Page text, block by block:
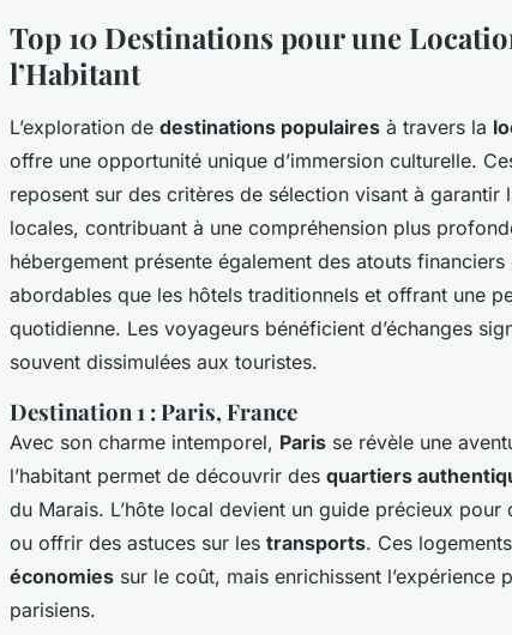
populaires pour
chez
Top 10 Destinations pour une
l’Habitant
L’exploration de destinations populaires à travers la
offre une opportunité unique d’immersion culturelle.
reposent sur des critères de sélection visant à garantir
locales, contribuant à une compréhension plus
hébergement présente également des atouts
abordables que les hôtels traditionnels et offrant une
quotidienne. Les voyageurs bénéficient d’échanges
souvent dissimulées aux touristes.
Destination 1 : Paris, France
Avec son charme intemporel, Paris se révèle une
l’habitant permet de découvrir des quartiers
du Marais. L’hôte local devient un guide précieux
ou offrir des astuces sur les transports. Ces
économies sur le coût, mais enrichissent
parisiens.